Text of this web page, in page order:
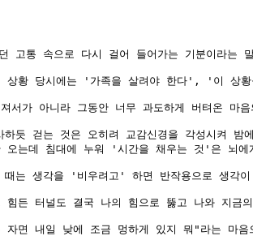
고통 속으로 다시 걸어 들어가는 기분이라는
황 당시에는 '가족을 살려야 한다', '이 상황
서가 아니라 그동안 너무 과도하게 버텨온 마
하듯 걷는 것은 오히려 교감신경을 각성시켜 밤
는데 침대에 누워 '시간을 채우는 것'은 뇌에
때는 생각을 '비우려고' 하면 반작용으로 생
든 터널도 결국 나의 힘으로 뚫고 나와 지금
면 내일 낮에 조금 멍하게 있지 뭐"라는 마음